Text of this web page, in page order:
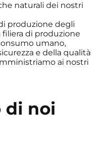
naturali dei nostri
produzione degli
di produzione
umano,
e della qualità
ai nostri
di noi